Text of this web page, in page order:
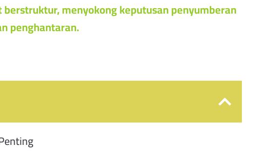
menyokong keputusan penyumberan
penghantaran.